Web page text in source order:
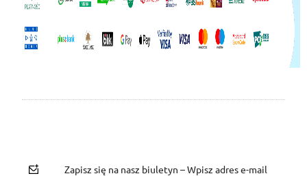
Zapisz się na nasz biuletyn – Wpisz adres e-mail